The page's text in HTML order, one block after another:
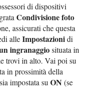
di dispositivi
Condivisione foto
assicurati che questa
alleImpostazionidi
ingranaggiosituata in
trovi in alto. Vai poi su
in prossimità della
sia impostata suON (se